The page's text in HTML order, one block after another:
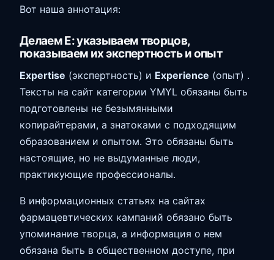
Вот наша аннотация:
Делаем E: указываем творцов,
показываем их экспертность и опыт
Expertise (экспертность) и Experience (опыт) .
Тексты на сайт категории YMYL обязаны быть
подготовлены не безымянными
копирайтерами, а знатоками с подходящим
образованием и опытом. Это обязаны быть
настоящие, но не выдуманные люди,
практикующие профессионалы.
В информационных статьях на сайтах
фармацевтических кампаний обязано быть
упоминание творца, а информация о нем
обязана быть в общественном доступе, при